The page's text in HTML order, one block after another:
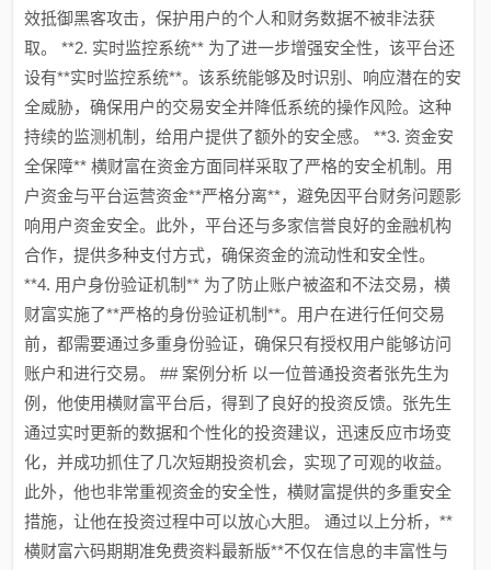
效抵御黑客攻击，保护用户的个人和财务数据不被非法获
取。 **2. 实时监控系统** 为了进一步增强安全性，该平台还
设有**实时监控系统**。该系统能够及时识别、响应潜在的安
全威胁，确保用户的交易安全并降低系统的操作风险。这种
持续的监测机制，给用户提供了额外的安全感。 **3. 资金安
全保障** 横财富在资金方面同样采取了严格的安全机制。用
户资金与平台运营资金**严格分离**，避免因平台财务问题影
响用户资金安全。此外，平台还与多家信誉良好的金融机构
合作，提供多种支付方式，确保资金的流动性和安全性。
**4. 用户身份验证机制** 为了防止账户被盗和不法交易，横
财富实施了**严格的身份验证机制**。用户在进行任何交易
前，都需要通过多重身份验证，确保只有授权用户能够访问
账户和进行交易。 ## 案例分析 以一位普通投资者张先生为
例，他使用横财富平台后，得到了良好的投资反馈。张先生
通过实时更新的数据和个性化的投资建议，迅速反应市场变
化，并成功抓住了几次短期投资机会，实现了可观的收益。
此外，他也非常重视资金的安全性，横财富提供的多重安全
措施，让他在投资过程中可以放心大胆。 通过以上分析，**
横财富六码期期准免费资料最新版**不仅在信息的丰富性与